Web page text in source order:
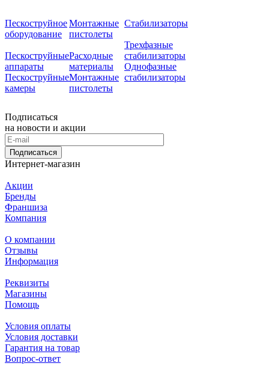
Пескоструйное
оборудование
Пескоструйные
аппараты
Пескоструйные
камеры
Монтажные
пистолеты
Расходные
материалы
Монтажные
пистолеты
Стабилизаторы
Трехфазные
стабилизаторы
Однофазные
стабилизаторы
Подписаться
на новости и акции
Подписаться
Интернет-магазин
Акции
Бренды
Франшиза
Компания
О компании
Отзывы
Информация
Реквизиты
Магазины
Помощь
Условия оплаты
Условия доставки
Гарантия на товар
Вопрос-ответ